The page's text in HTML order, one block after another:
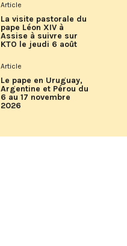
Article
La visite pastorale du
pape Léon XIV à
Assise à suivre sur
KTO le jeudi 6 août
Article
Le pape en Uruguay,
Argentine et Pérou du
6 au 17 novembre
2026